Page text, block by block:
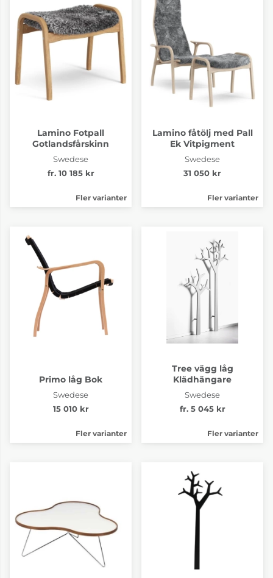
Happy Rami 5872
21 235 kr
4-6 Veckor
Happy Steelcut 124
21 235 kr
4-6 Veckor
Happy Steelcut 133 Happy Steelcut 153
21 235 kr
4-6 Veckor
Happy Steelcut 383
21 235 kr
4-6 Veckor
Happy Steelcut 413
21 235 kr
Happy Steelcut 933
Lamino Fotpall
Gotlandsfårskinn
Swedese
fr. 10 185 kr
Fler varianter
Lamino fåtölj med Pall
Ek Vitpigment
Swedese
31 050 kr
Fler varianter
Primo låg Bok
Swedese
15 010 kr
Fler varianter
Tree vägg låg
Klädhängare
Swedese
fr. 5 045 kr
Fler varianter